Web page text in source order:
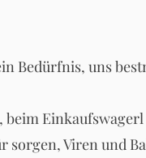
Bedürfnis, uns
sorgen, Viren und